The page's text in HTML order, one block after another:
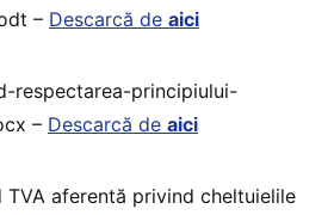
– Descarcă de aici
respectarea-principiului-
– Descarcă de aici
TVA aferentă privind cheltuielile